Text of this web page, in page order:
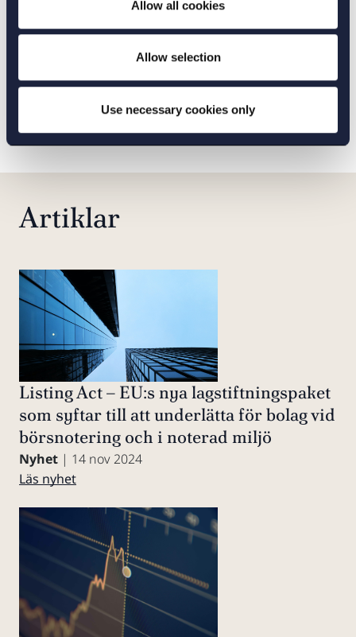
Allow all cookies
Allow selection
Use necessary cookies only
Visa alla uppdrag
Artiklar
Nyhet | 14 nov 2024
Listing Act – EU:s nya lagstiftningspaket
som syftar till att underlätta för bolag vid
börsnotering och i noterad miljö
Läs nyhet